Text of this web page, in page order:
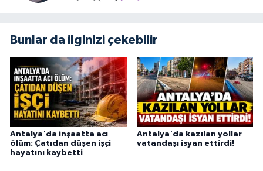
Bunlar da ilginizi çekebilir
Antalya'da inşaatta acı
ölüm: Çatıdan düşen işçi
hayatını kaybetti
Antalya'da kazılan yollar
vatandaşı isyan ettirdi!